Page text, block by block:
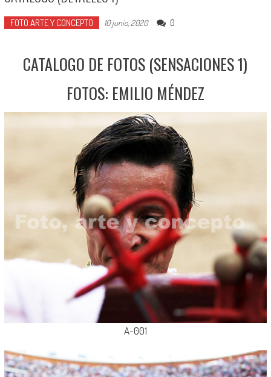
FOTO ARTE Y CONCEPTO 10 junio, 2020 0
CATALOGO DE FOTOS (SENSACIONES 1)
FOTOS: EMILIO MÉNDEZ
A-001